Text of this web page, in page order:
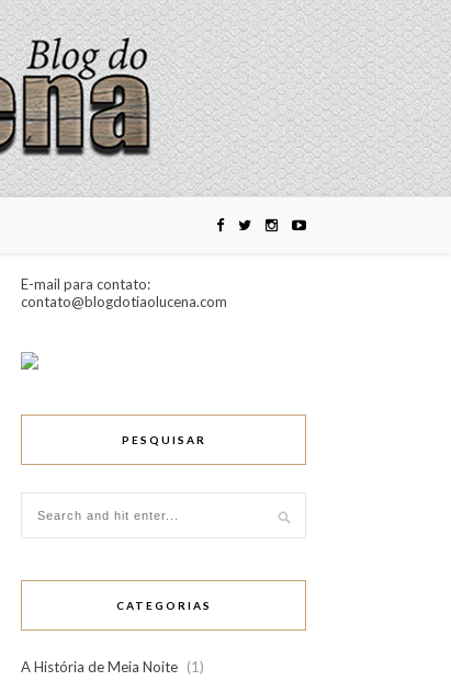
E-mail para contato:
contato@blogdotiaolucena.com
PESQUISAR
CATEGORIAS
A História de Meia Noite (1)